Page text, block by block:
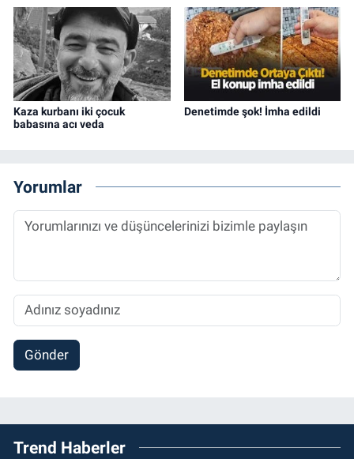
Kaza kurbanı iki çocuk
babasına acı veda
Denetimde şok! İmha edildi
Yorumlar
Gönder
Trend Haberler